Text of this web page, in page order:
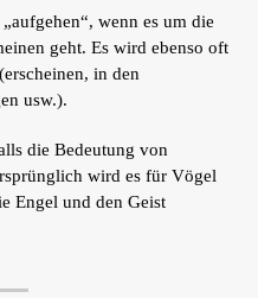
geht. Es wird ebenso oft
in den
usw.).
wird es für Vögel
Engel und den Geist